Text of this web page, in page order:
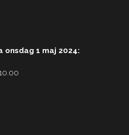
1 maj 2024: